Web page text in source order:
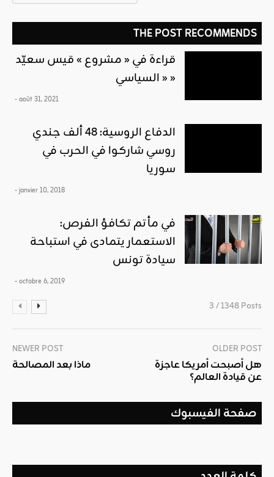
THE POST RECOMMENDS
قراءة في « مشروع » قيس سعيّد
« السياسي »
- août 31, 2021
الدفاع الروسية: 48 ألف جندي
روسي شاركوا في الحرب في
سوريا
- janvier 10, 2018
في مأتم تكافؤ الفرص:
الاستعمار يتمادى في استباحة
سيادة تونس
- octobre 6, 2019
3 / 1348 Posts
NEWER POST
ماذا بعد المصالحة
OLDER POST
هل أصبحت أمريكا عاجزة
عن قيادة العالم؟
صفحة الفيسبوك